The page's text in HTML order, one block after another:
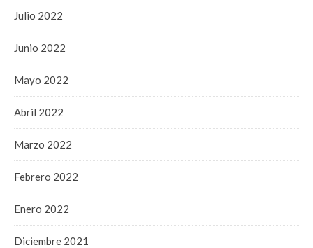
Julio 2022
Junio 2022
Mayo 2022
Abril 2022
Marzo 2022
Febrero 2022
Enero 2022
Diciembre 2021